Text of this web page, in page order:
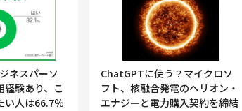
ネスパーソ
経験あり、こ
い人は66.7％
ChatGPTに使う？マイクロソ
フト、核融合発電のヘリオン・
エナジーと電力購入契約を締結